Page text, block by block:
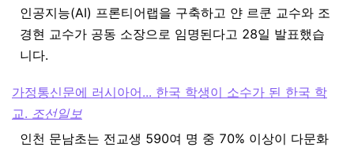
인공지능(AI) 프론티어랩을 구축하고 얀 르쿤 교수와 조
경현 교수가 공동 소장으로 임명된다고 28일 발표했습
니다.
가정통신문에 러시아어... 한국 학생이 소수가 된 한국 학
교. 조선일보
인천 문남초는 전교생 590여 명 중 70% 이상이 다문화